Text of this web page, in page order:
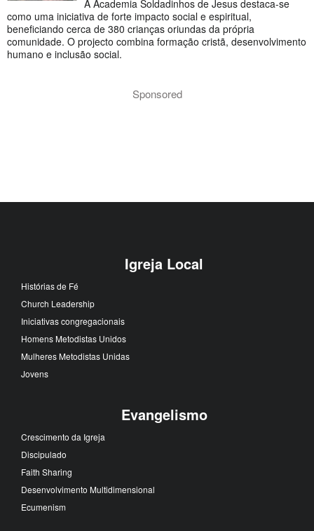
A Academia Soldadinhos de Jesus destaca-se
como uma iniciativa de forte impacto social e espiritual,
beneficiando cerca de 380 crianças oriundas da própria
comunidade. O projecto combina formação cristã, desenvolvimento
humano e inclusão social.
Sponsored
Igreja Local
Histórias de Fé
Church Leadership
Iniciativas congregacionais
Homens Metodistas Unidos
Mulheres Metodistas Unidas
Jovens
Evangelismo
Crescimento da Igreja
Discipulado
Faith Sharing
Desenvolvimento Multidimensional
Ecumenism